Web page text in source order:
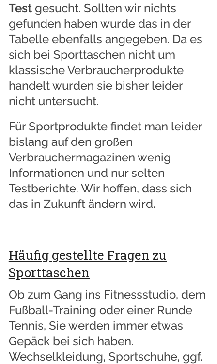
Testgesucht. Sollten wir nichts
gefunden haben wurde das in der
Tabelle ebenfalls angegeben. Da es
sich bei Sporttaschen nicht um
klassische Verbraucherprodukte
handelt wurden sie bisher leider
nicht untersucht.
Für Sportprodukte findet man leider
bislang auf den großen
Verbrauchermagazinen wenig
Informationen und nur selten
Testberichte. Wir hoffen, dass sich
das in Zukunft ändern wird.
Häufig gestellte Fragen zu
Sporttaschen
Ob zum Gang ins Fitnessstudio, dem
Fußball-Training oder einer Runde
Tennis, Sie werden immer etwas
Gepäck bei sich haben.
Wechselkleidung, Sportschuhe, ggf.